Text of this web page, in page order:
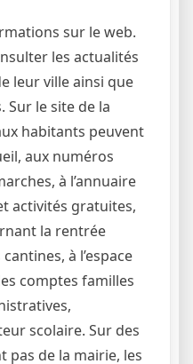
sur le web.
les actualités
leur ville ainsi que
Sur le site de la
habitants peuvent
aux numéros
à l’annuaire
activités gratuites,
la rentrée
à l’espace
comptes familles
scolaire. Sur des
pas de la mairie, les